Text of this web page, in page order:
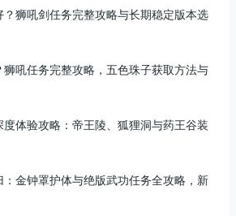
狮吼剑任务完整攻略与长期稳定版本选
吼任务完整攻略，五色珠子获取方法与
体验攻略：帝王陵、狐狸洞与药王谷装
金钟罩护体与绝版武功任务全攻略，新